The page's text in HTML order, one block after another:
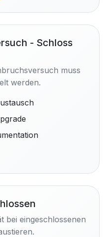
- Schloss
muss
werden.
bei eingeschlossenen